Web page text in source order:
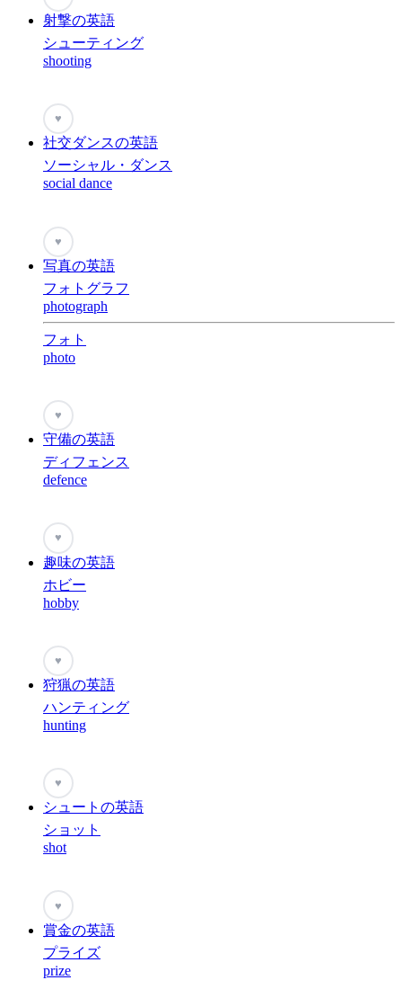
射撃の英語
シューティング
shooting
♥
社交ダンスの英語
ソーシャル・ダンス
social dance
♥
写真の英語
フォトグラフ
photograph
フォト
photo
♥
守備の英語
ディフェンス
defence
♥
趣味の英語
ホビー
hobby
♥
狩猟の英語
ハンティング
hunting
♥
シュートの英語
ショット
shot
♥
賞金の英語
プライズ
prize